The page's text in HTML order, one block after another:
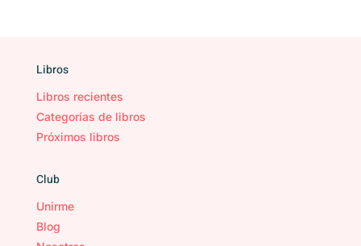
Libros
Libros recientes
Categorías de libros
Próximos libros
Club
Unirme
Blog